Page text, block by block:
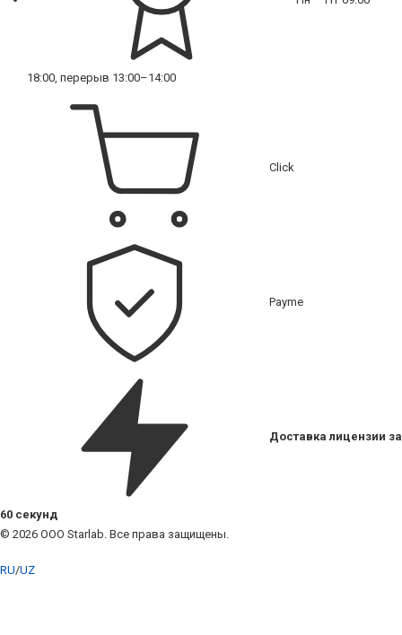
18:00, перерыв 13:00–14:00
Click
Payme
Доставка лицензии за
60 секунд
© 2026 ООО Starlab. Все права защищены.
RU/UZ